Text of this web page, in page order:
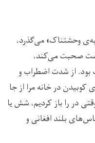
وحشتناک» می‌گذرد،
صحبت می‌کند،
از شدت اضطراب و
در خانه مرا از جا
در را باز کردیم، شش یا
بلند افغانی و